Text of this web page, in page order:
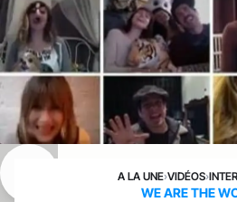
A LA UNE›VIDÉOS›
WE ARE THE